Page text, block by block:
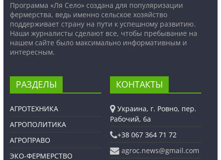
Программа «Ля Село» создана для популяризации
фермерства, ведь именно сельское хозяйство
поддерживает страну на пути к успешному развитию.
Наши журналисты сделают все, чтобы пребывание на
нашем сайте было максимально информативным и
интересным.
РАЗДЕЛЫ
АГРОТЕХНИКА
АГРОПОЛИТИКА
АГРОПРАВО
ЭКО-ФЕРМЕРСТВО
КОНТАКТЫ
Украина, г. Ровно, пер.
Рабочий, 6а
+38 067 364 71 72
agroc.news@gmail.com